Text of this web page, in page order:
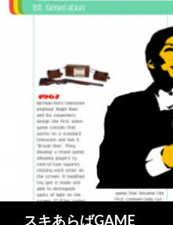
スキあらばGAME